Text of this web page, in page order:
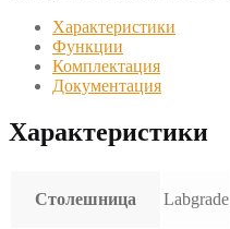
Характеристики
Функции
Комплектация
Документация
Характеристики
Столешница Labgrade